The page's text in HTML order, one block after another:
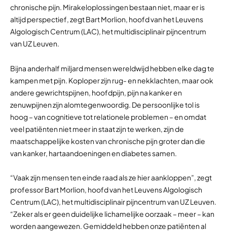
chronische pijn. Mirakeloplossingen bestaan niet, maar er is
altijd perspectief, zegt Bart Morlion, hoofd van het Leuvens
Algologisch Centrum (LAC), het multidisciplinair pijncentrum
van UZ Leuven.
Bijna anderhalf miljard mensen wereldwijd hebben elke dag te
kampen met pijn. Koploper zijn rug- en nekklachten, maar ook
andere gewrichtspijnen, hoofdpijn, pijn na kanker en
zenuwpijnen zijn alomtegenwoordig. De persoonlijke tol is
hoog – van cognitieve tot relationele problemen – en omdat
veel patiënten niet meer in staat zijn te werken, zijn de
maatschappelijke kosten van chronische pijn groter dan die
van kanker, hartaandoeningen en diabetes samen.
“Vaak zijn mensen ten einde raad als ze hier aankloppen”, zegt
professor Bart Morlion, hoofd van het Leuvens Algologisch
Centrum (LAC), het multidisciplinair pijncentrum van UZ Leuven.
“Zeker als er geen duidelijke lichamelijke oorzaak – meer – kan
worden aangewezen. Gemiddeld hebben onze patiënten al